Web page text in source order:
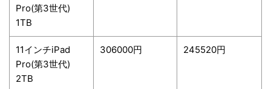
Pro(第3世代)
1TB
11インチiPad
Pro(第3世代)
2TB
306000円 245520円